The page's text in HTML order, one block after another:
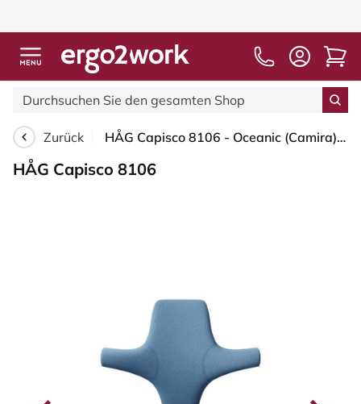
Zurück HÅG Capisco 8106 - Oceanic (Camira) - Recyceltes Polyester - OCI011 - Light blue - Weiß - 200 mm (Sitzhöhe 46-64cm) - Harte Rollen für weiche Böden
HÅG Capisco 8106